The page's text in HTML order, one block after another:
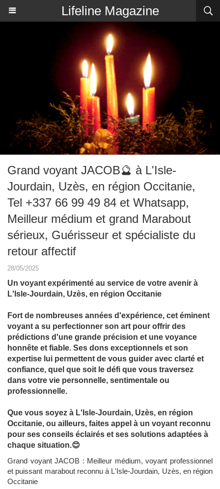
Lifeline Magazine
Grand voyant JACOB🔮 à L'Isle-
Jourdain, Uzès, en région Occitanie,
Tel +337 66 99 49 84 et Whatsapp,
Meilleur médium et grand Marabout
sérieux, Guérisseur et spécialiste du
retour affectif
28/05/2025
Un voyant expérimenté au service de votre avenir à
L'Isle-Jourdain, Uzès, en région Occitanie
Fort de nombreuses années d'expérience, cet éminent
voyant a su perfectionner son art pour offrir des
prédictions d'une grande précision et une voyance
honnête et fiable. Ses dons exceptionnels et son
expertise lui permettent de vous guider avec clarté et
confiance, quel que soit le défi que vous traversez
dans votre vie personnelle, sentimentale ou
professionnelle.
Que vous soyez à L'Isle-Jourdain, Uzès, en région
Occitanie, ou ailleurs, faites appel à un voyant reconnu
pour ses conseils éclairés et ses solutions adaptées à
chaque situation.😊
Grand voyant JACOB : Meilleur médium, voyant professionnel
et puissant marabout reconnu à L'Isle-Jourdain, Uzès, en région
Occitanie